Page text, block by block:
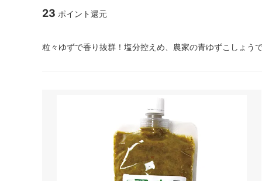
23 ポイント還元
粒々ゆずで香り抜群！塩分控えめ、農家の青ゆずこしょう